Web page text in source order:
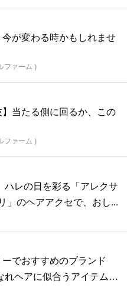
が変わる時かもしれませ
ファーム )
】当たる側に回るか、この
ファーム )
ハレの日を彩る「アレクサ
」のヘアアクセで、おし...
でおすすめのブランド
れヘアに似合うアイテムま